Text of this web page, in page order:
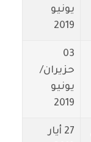
يونيو
2019
03
حزيران/
يونيو
2019
27 أيار